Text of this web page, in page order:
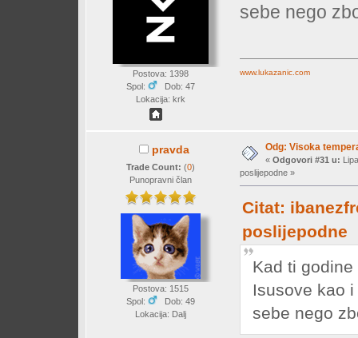
Postova: 1398
Spol:
Dob: 47
Lokacija: krk
sebe nego
www.lukazanic.com
pravda
Trade Count: (0)
Punopravni član
Postova: 1515
Spol:
Dob: 49
Lokacija: Dalj
Odg: Visoka
« Odgovori #31 u:
poslijepodne »
Citat:
poslijepodne
Kad ti
Isusove kao
sebe nego